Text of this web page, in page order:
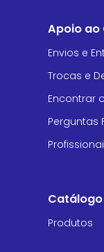
Apoio ao
Envios e
Trocas e
Encontrar
Perguntas
Catálogo
Produtos